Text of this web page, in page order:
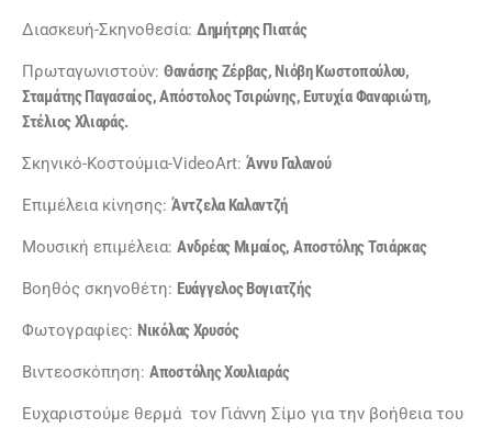
Διασκευή-Σκηνοθεσία: Δημήτρης Πιατάς
Πρωταγωνιστούν: Θανάσης Ζέρβας, Νιόβη Κωστοπούλου,
Σταμάτης Παγασαίος, Απόστολος Τσιρώνης, Ευτυχία Φαναριώτη,
Στέλιος Χλιαράς.
Σκηνικό-Κοστούμια-VideoArt: Άννυ Γαλανού
Επιμέλεια κίνησης: Άντζελα Καλαντζή
Μουσική επιμέλεια: Ανδρέας Μιμαίος, Αποστόλης Τσιάρκας
Βοηθός σκηνοθέτη: Ευάγγελος Βογιατζής
Φωτογραφίες: Νικόλας Χρυσός
Βιντεοσκόπηση: Αποστόλης Χουλιαράς
Ευχαριστούμε θερμά τον Γιάννη Σίμο για την βοήθεια του